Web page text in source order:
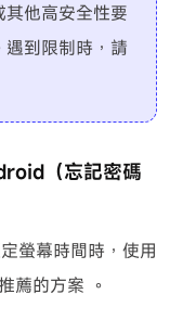
他高安全性要
到限制時，請
（忘記密碼
螢幕時間時，使用
薦的方案 。